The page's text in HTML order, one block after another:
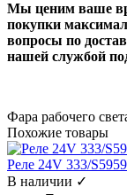
Мы ценим ваше
покупки
вопросы по
нашей службой
Фара рабочего
Похожие товары
Реле 24V 333/S5959
В наличии ✓